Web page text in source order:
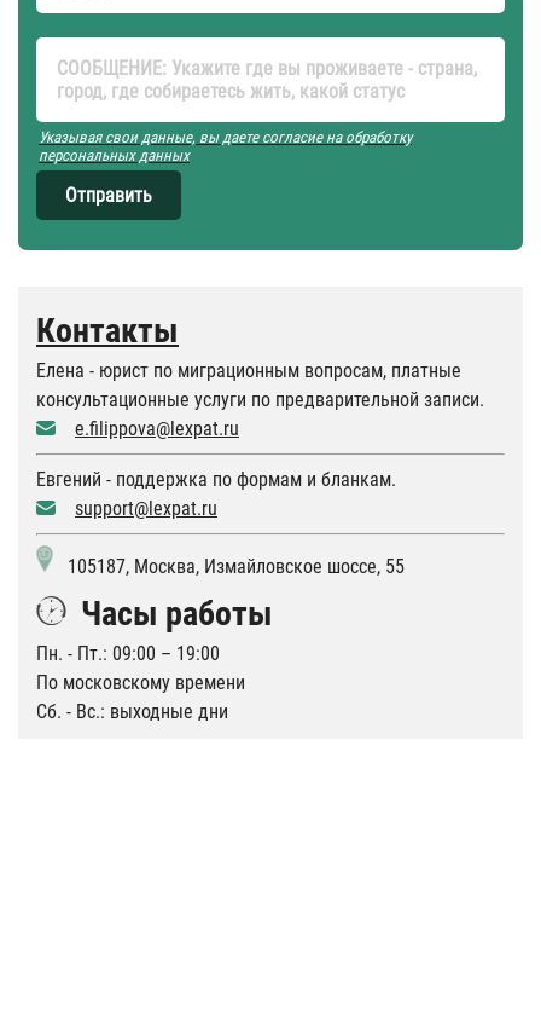
СООБЩЕНИЕ: Укажите где вы проживаете - страна,
город, где собираетесь жить, какой статус
Указывая свои данные, вы даете согласие на обработку
персональных данных
Отправить
Контакты
Елена - юрист по миграционным вопросам, платные
консультационные услуги по предварительной записи.
e.filippova@lexpat.ru
Евгений - поддержка по формам и бланкам.
support@lexpat.ru
105187, Москва, Измайловское шоссе, 55
Часы работы
Пн. - Пт.: 09:00 – 19:00
По московскому времени
Сб. - Вс.: выходные дни